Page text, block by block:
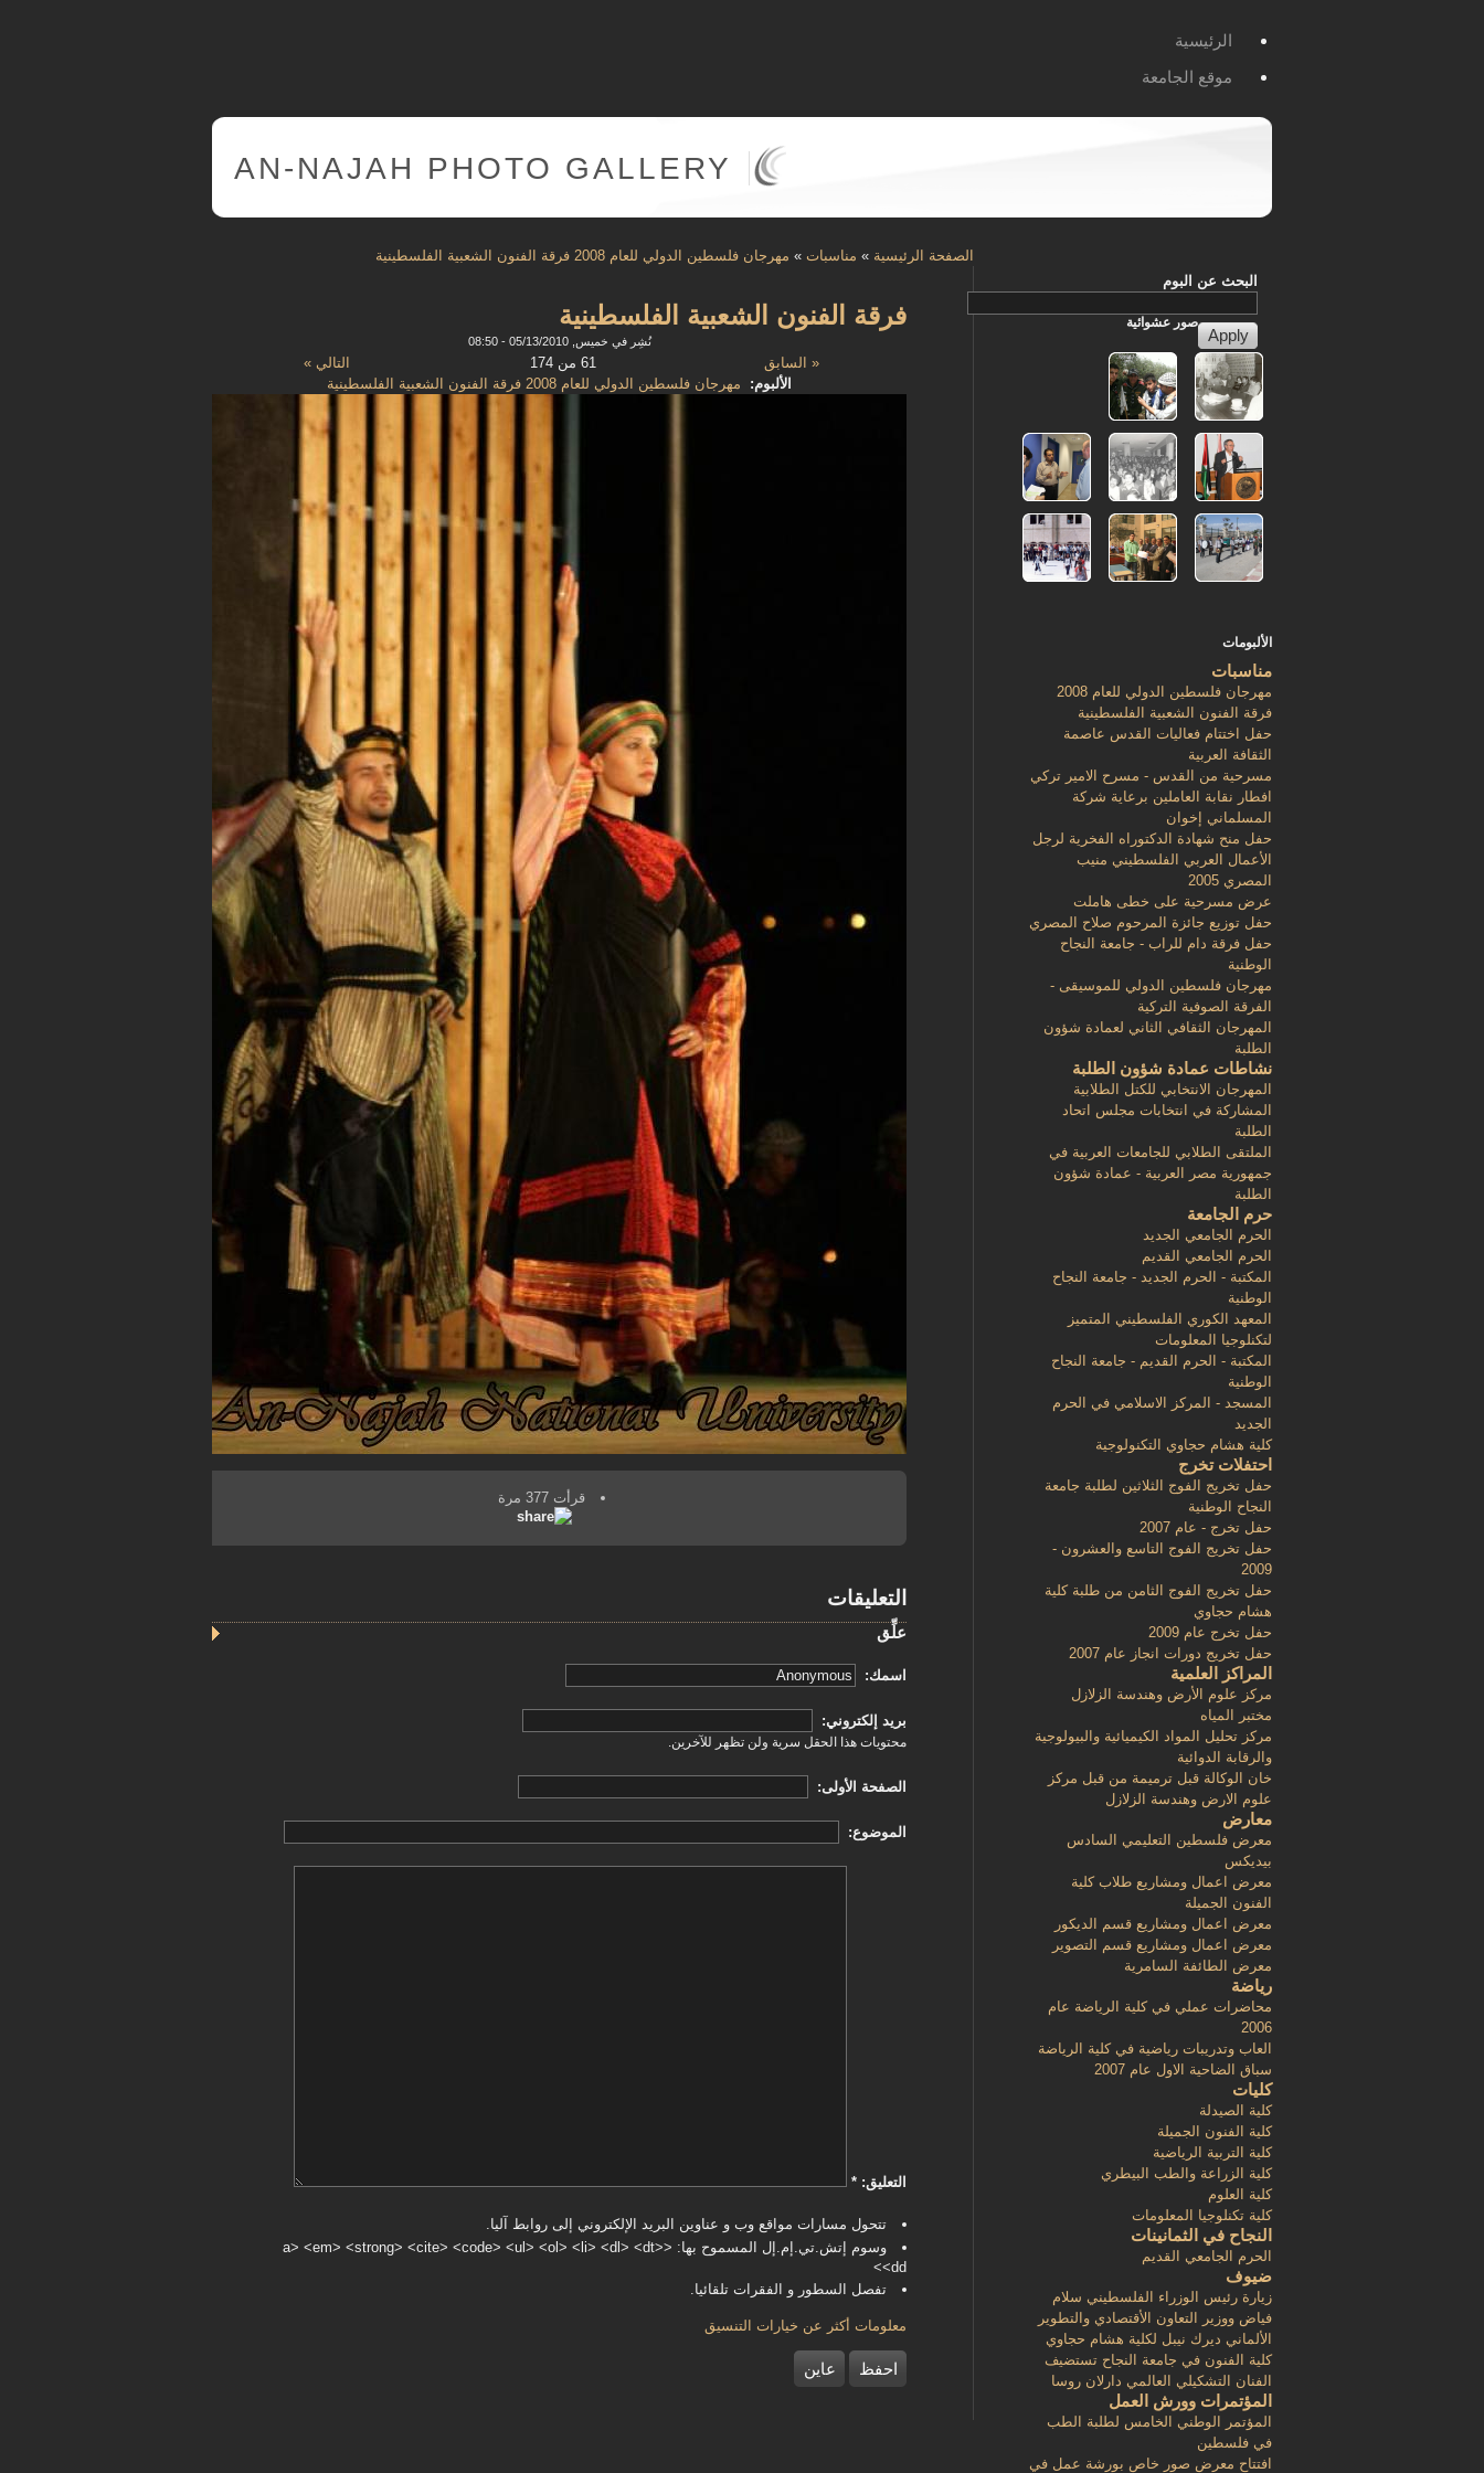
الرئيسية
موقع الجامعة
AN-NAJAH PHOTO GALLERY
الصفحة الرئيسية » مناسبات » مهرجان فلسطين الدولي للعام 2008 فرقة الفنون الشعبية الفلسطينية
فرقة الفنون الشعبية الفلسطينية
نُشِر في خميس, 05/13/2010 - 08:50
« السابق 61 من 174
التالي »
الألبوم:
مهرجان فلسطين الدولي للعام 2008 فرقة الفنون الشعبية الفلسطينية
قرأت 377 مرة
التعليقات
علِّق
‏اسمك: ‏
‏بريد إلكتروني: ‏
محتويات هذا الحقل سرية ولن تظهر للآخرين.
‏الصفحة الأولى: ‏
‏الموضوع: ‏
‏التعليق: ‏ *
تتحول مسارات مواقع وب و عناوين البريد الإلكتروني إلى روابط آليا.
وسوم إتش.تي.إم.إل المسموح بها: <a> <em> <strong> <cite> <code> <ul> <ol> <li> <dl> <dt>
<dd>
تفصل السطور و الفقرات تلقائيا.
معلومات أكثر عن خيارات التنسيق
البحث عن البوم
صور عشوائية
الألبومات
مناسبات
مهرجان فلسطين الدولي للعام 2008
فرقة الفنون الشعبية الفلسطينية
حفل اختتام فعاليات القدس عاصمة
الثقافة العربية
مسرحية من القدس - مسرح الامير تركي
افطار نقابة العاملين برعاية شركة
المسلماني إخوان
حفل منح شهادة الدكتوراه الفخرية لرجل
الأعمال العربي الفلسطيني منيب
المصري 2005
عرض مسرحية على خطى هاملت
حفل توزيع جائزة المرحوم صلاح المصري
حفل فرقة دام للراب - جامعة النجاح
الوطنية
مهرجان فلسطين الدولي للموسيقى -
الفرقة الصوفية التركية
المهرجان الثقافي الثاني لعمادة شؤون
الطلبة
نشاطات عمادة شؤون الطلبة
المهرجان الانتخابي للكتل الطلابية
المشاركة في انتخابات مجلس اتحاد
الطلبة
الملتقى الطلابي للجامعات العربية في
جمهورية مصر العربية - عمادة شؤون
الطلبة
حرم الجامعة
الحرم الجامعي الجديد
الحرم الجامعي القديم
المكتبة - الحرم الجديد - جامعة النجاح
الوطنية
المعهد الكوري الفلسطيني المتميز
لتكنلوجيا المعلومات
المكتبة - الحرم القديم - جامعة النجاح
الوطنية
المسجد - المركز الاسلامي في الحرم
الجديد
كلية هشام حجاوي التكنولوجية
احتفلات تخرج
حفل تخريج الفوج الثلاثين لطلبة جامعة
النجاح الوطنية
حفل تخرج - عام 2007
حفل تخريج الفوج التاسع والعشرون -
2009
حفل تخريج الفوج الثامن من طلبة كلية
هشام حجاوي
حفل تخرج عام 2009
حفل تخريج دورات انجاز عام 2007
المراكز العلمية
مركز علوم الأرض وهندسة الزلازل
مختبر المياه
مركز تحليل المواد الكيميائية والبيولوجية
والرقابة الدوائية
خان الوكالة قبل ترميمة من قبل مركز
علوم الارض وهندسة الزلازل
معارض
معرض فلسطين التعليمي السادس
بيديكس
معرض اعمال ومشاريع طلاب كلية
الفنون الجميلة
معرض اعمال ومشاريع قسم الديكور
معرض اعمال ومشاريع قسم التصوير
معرض الطائفة السامرية
رياضة
محاضرات عملي في كلية الرياضة عام
2006
العاب وتدريبات رياضية في كلية الرياضة
سباق الضاحية الاول عام 2007
كليات
كلية الصيدلة
كلية الفنون الجميلة
كلية التربية الرياضية
كلية الزراعة والطب البيطري
كلية العلوم
كلية تكنلوجيا المعلومات
النجاح في الثمانينات
الحرم الجامعي القديم
ضيوف
زيارة رئيس الوزراء الفلسطيني سلام
فياض ووزير التعاون الأقتصادي والتطوير
الألماني ديرك نيبل لكلية هشام حجاوي
كلية الفنون في جامعة النجاح تستضيف
الفنان التشكيلي العالمي دارلان روسا
المؤتمرات وورش العمل
المؤتمر الوطني الخامس لطلبة الطب
في فلسطين
افتتاح معرض صور خاص بورشة عمل في